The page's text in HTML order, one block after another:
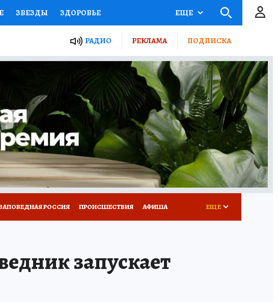
ЗВЕЗДЫ ЗДОРОВЬЕ
ПРОЕКТЫ РОССИИ
СЕКРЕТЫ ПУТЕВОДИТЕЛЬ
ДЕФИЦИТ ЖЕЛЕЗА ТУРИЗМ
У НАС ГИД ПОТРЕБИТЕЛЯ ВСЕ О КП
ЕЩЕ
РАДИО РЕКЛАМА ПОДПИСКА
РОССИЯ ПРОИСШЕСТВИЯ АФИША ЕЩЕ
запускает